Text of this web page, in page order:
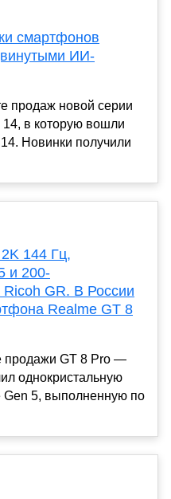
смартфонов
ИИ-
продаж новой серии
в которую вошли
Новинки получили
144 Гц,
и 200-
Ricoh GR. В России
Realme GT 8
продажи GT 8 Pro —
однокристальную
Gen 5, выполненную по